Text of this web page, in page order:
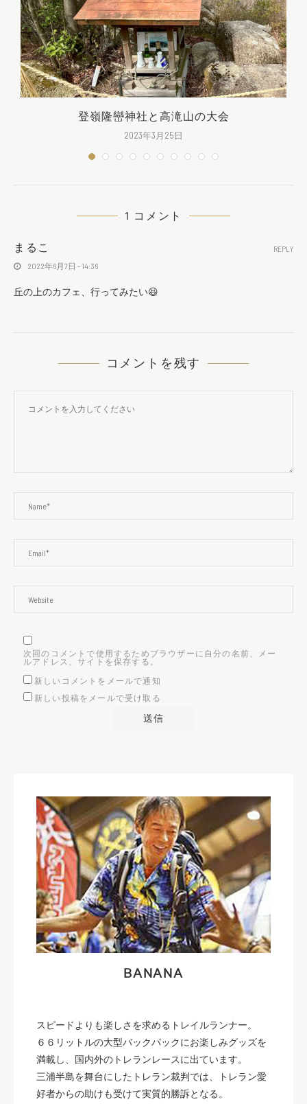
登嶺隆巒神社と高滝山の大会
2023年3月25日
1 コメント
まるこ
2022年6月7日 - 14:36
丘の上のカフェ、行ってみたい😆
REPLY
コメントを残す
次回のコメントで使用するためブラウザーに自分の名前、メー
ルアドレス、サイトを保存する。
新しいコメントをメールで通知
新しい投稿をメールで受け取る
BANANA
スピードよりも楽しさを求めるトレイルランナー。
６６リットルの大型バックパックにお楽しみグッズを
満載し、国内外のトレランレースに出ています。
三浦半島を舞台にしたトレラン裁判では、トレラン愛
好者からの助けも受けて実質的勝訴となる。